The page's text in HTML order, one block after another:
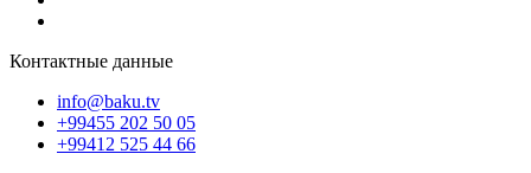
Контактные данные
info@baku.tv
+99455 202 50 05
+99412 525 44 66